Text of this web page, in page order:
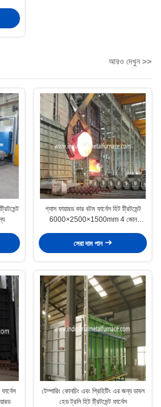
আরও দেখুন >>
গ্যাস ফায়ারড কার বটম ফার্নেস হিট ট্রিটমেন্ট
6000×2500×1500mm 4 জোন
সেরা দাম পান
টেম্পারিং কোনচিং এবং প্রিহিটিং এর জন্য ডাবল
হেড ট্রলি হিট ট্রিটমেন্ট ফার্নেস